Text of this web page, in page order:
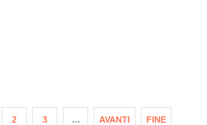
2 3 … AVANTI FINE